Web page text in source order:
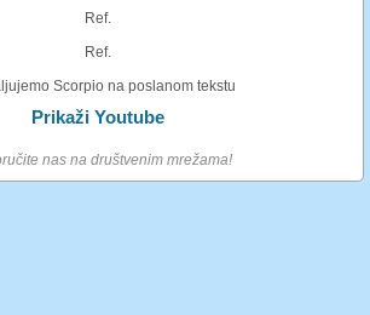
Ref.
Ref.
Scorpio na poslanom tekstu
Prikaži Youtube
nas na društvenim mrežama!